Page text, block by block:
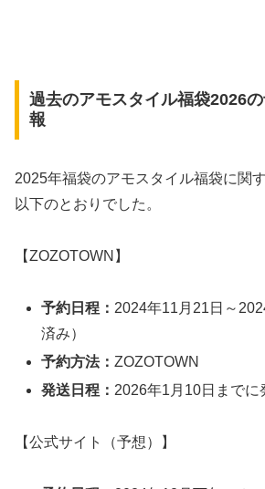
過去のアモスタイル福袋2026
報
2025年福袋のアモスタイル福袋に関
以下のとおりでした。
【ZOZOTOWN】
予約日程： 2024年11月21日～
済み）
予約方法：ZOZOTOWN
発送日程： 2026年1月10日までに
【公式サイト（予想）】